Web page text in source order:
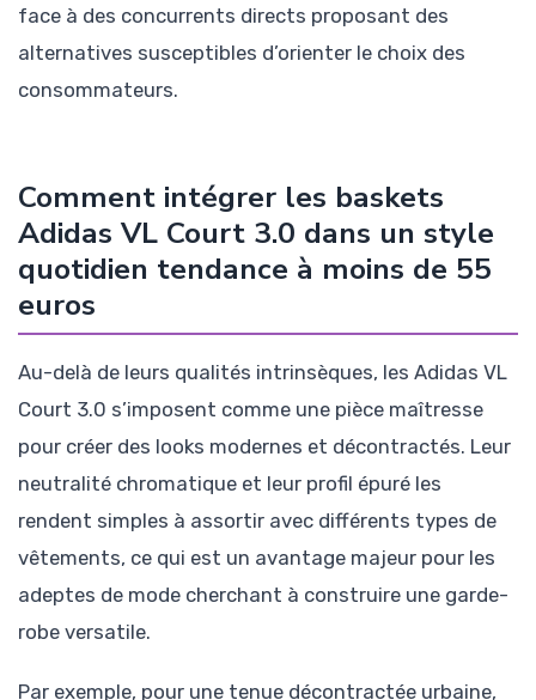
face à des concurrents directs proposant des
alternatives susceptibles d’orienter le choix des
consommateurs.
Comment intégrer les baskets
Adidas VL Court 3.0 dans un style
quotidien tendance à moins de 55
euros
Au-delà de leurs qualités intrinsèques, les Adidas VL
Court 3.0 s’imposent comme une pièce maîtresse
pour créer des looks modernes et décontractés. Leur
neutralité chromatique et leur profil épuré les
rendent simples à assortir avec différents types de
vêtements, ce qui est un avantage majeur pour les
adeptes de mode cherchant à construire une garde-
robe versatile.
Par exemple, pour une tenue décontractée urbaine,